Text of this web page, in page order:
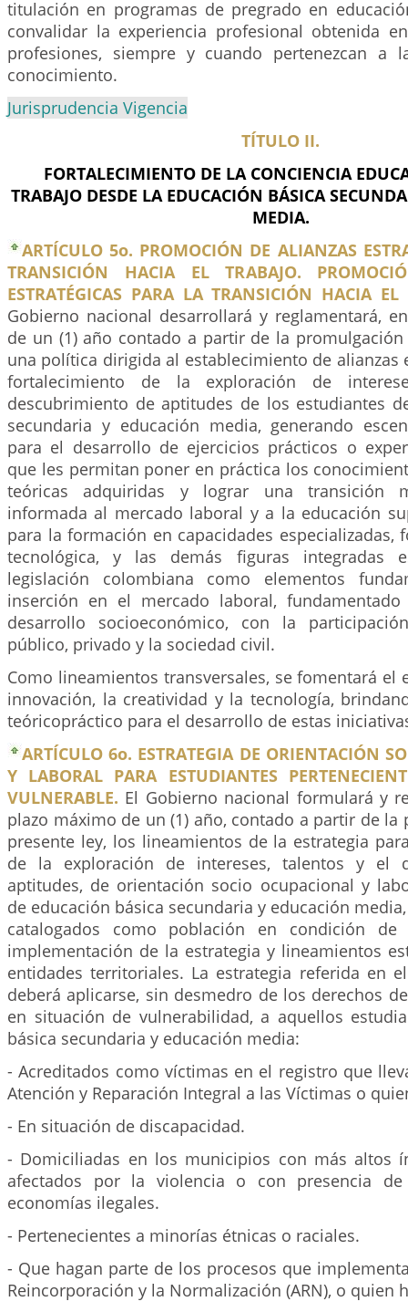
titulación en programas de pregrado en
convalidar la experiencia profesional obtenida
profesiones, siempre y cuando pertenezcan a
conocimiento.
Jurisprudencia Vigencia
TÍTULO II.
FORTALECIMIENTO DE LA CONCIENCIA
TRABAJO DESDE LA EDUCACIÓN BÁSICA
MEDIA.
ARTÍCULO 5o. PROMOCIÓN DE ALIANZAS
TRANSICIÓN HACIA EL TRABAJO.
ESTRATÉGICAS PARA LA TRANSICIÓN HACIA EL
Gobierno nacional desarrollará y reglamentará,
de un (1) año contado a partir de la
una política dirigida al establecimiento de alianzas
fortalecimiento de la exploración de
descubrimiento de aptitudes de los estudiantes
secundaria y educación media, generando
para el desarrollo de ejercicios prácticos o
que les permitan poner en práctica los
teóricas adquiridas y lograr una transición
informada al mercado laboral y a la educación
para la formación en capacidades especializadas,
tecnológica, y las demás figuras integradas
legislación colombiana como elementos
inserción en el mercado laboral,
desarrollo socioeconómico, con la
público, privado y la sociedad civil.
Como lineamientos transversales, se fomentará el
innovación, la creatividad y la tecnología,
teóricopráctico para el desarrollo de estas
ARTÍCULO 6o. ESTRATEGIA DE ORIENTACIÓN
Y LABORAL PARA ESTUDIANTES
VULNERABLE. El Gobierno nacional formulará y
plazo máximo de un (1) año, contado a partir de la
presente ley, los lineamientos de la estrategia
de la exploración de intereses, talentos y el
aptitudes, de orientación socio ocupacional y
de educación básica secundaria y educación
catalogados como población en condición de
implementación de la estrategia y lineamientos
entidades territoriales. La estrategia referida en
deberá aplicarse, sin desmedro de los derechos
en situación de vulnerabilidad, a aquellos
básica secundaria y educación media:
- Acreditados como víctimas en el registro que
Atención y Reparación Integral a las Víctimas o
- En situación de discapacidad.
- Domiciliadas en los municipios con más altos
afectados por la violencia o con presencia
economías ilegales.
- Pertenecientes a minorías étnicas o raciales.
- Que hagan parte de los procesos que
Reincorporación y la Normalización (ARN), o quien